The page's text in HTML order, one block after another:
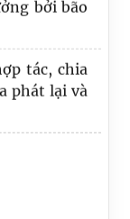
tác, chia
phát lại và